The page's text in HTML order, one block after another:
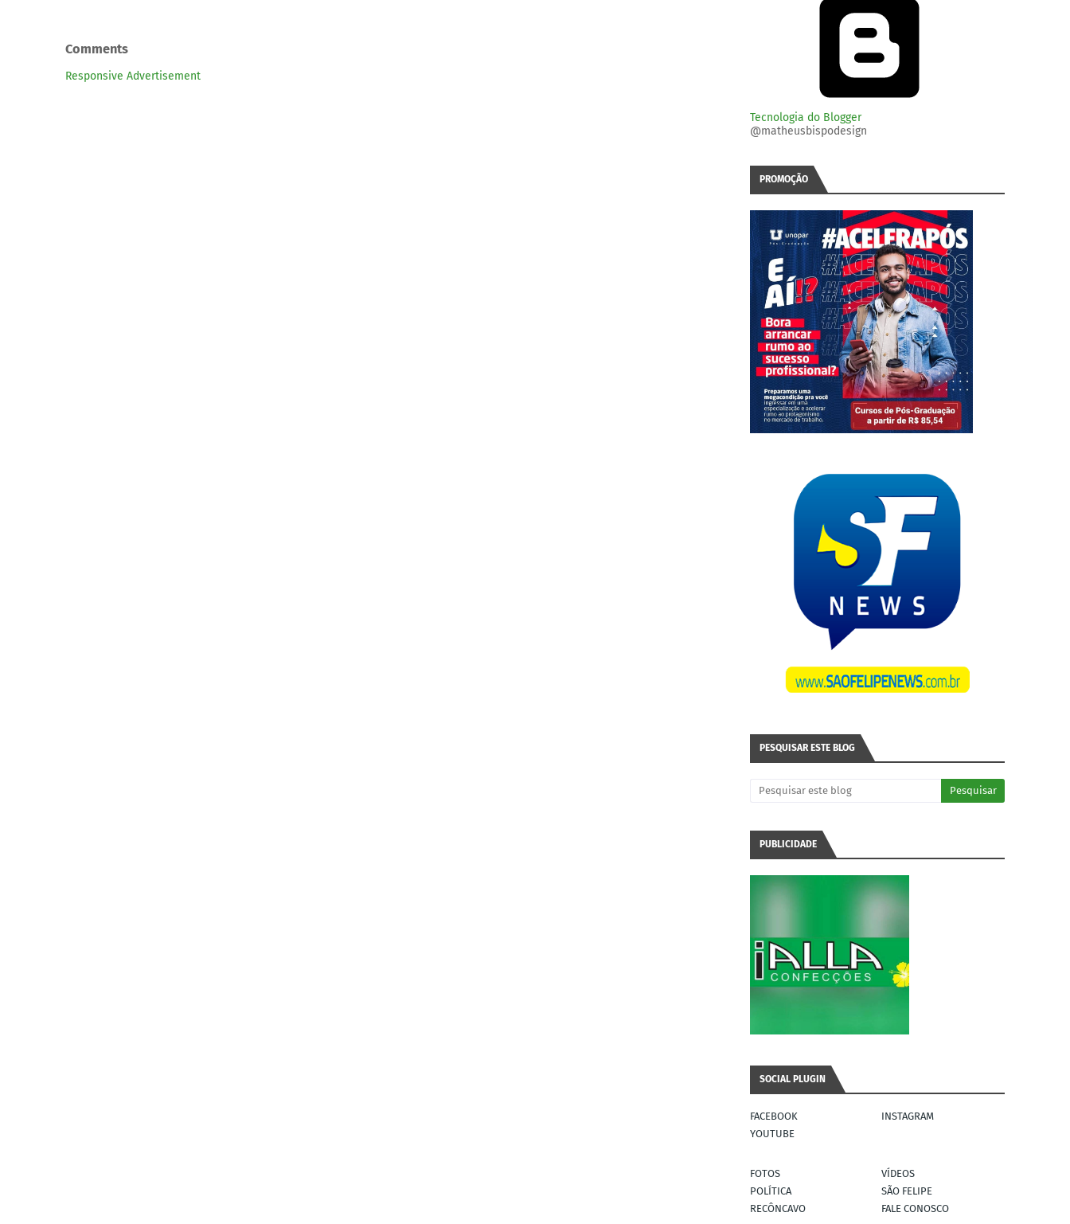
Comments
Responsive Advertisement
Tecnologia do Blogger
@matheusbispodesign
PROMOÇÃO
PESQUISAR ESTE BLOG
PUBLICIDADE
SOCIAL PLUGIN
FACEBOOK
INSTAGRAM
YOUTUBE
FOTOS
VÍDEOS
POLÍTICA
SÃO FELIPE
RECÔNCAVO
FALE CONOSCO